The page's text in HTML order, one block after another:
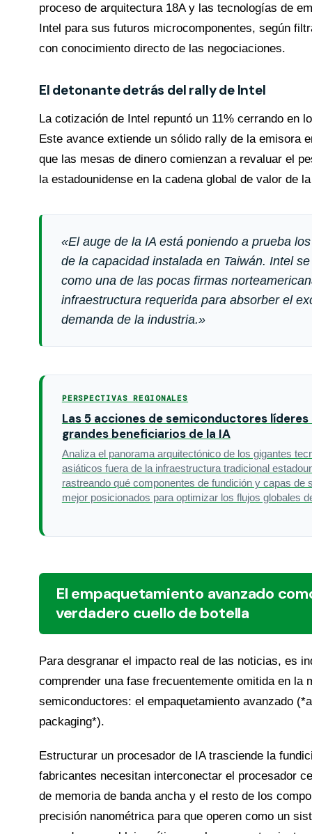
proceso de arquitectura 18A y las tecnologías de
Intel para sus futuros microcomponentes, según
con conocimiento directo de las negociaciones.
El detonante detrás del rally de Intel
La cotización de Intel repuntó un 11% cerrando en
Este avance extiende un sólido rally de la emisora
que las mesas de dinero comienzan a revaluar el
la estadounidense en la cadena global de valor de
«El auge de la IA está poniendo a prueba
de la capacidad instalada en Taiwán. Intel
como una de las pocas firmas
infraestructura requerida para absorber el
demanda de la industria.»
PERSPECTIVAS REGIONALES
Las 5 acciones de semiconductores líderes
grandes beneficiarios de la IA
Analiza el panorama arquitectónico de los gigantes
asiáticos fuera de la infraestructura tradicional
rastreando qué componentes de fundición y capas de
mejor posicionados para optimizar los flujos globales
El empaquetamiento avanzado
verdadero cuello de botella
Para desgranar el impacto real de las noticias, es
comprender una fase frecuentemente omitida en la
semiconductores: el empaquetamiento avanzado
packaging*).
Estructurar un procesador de IA trasciende la
fabricantes necesitan interconectar el procesador
de memoria de banda ancha y el resto de los
precisión nanométrica para que operen como un